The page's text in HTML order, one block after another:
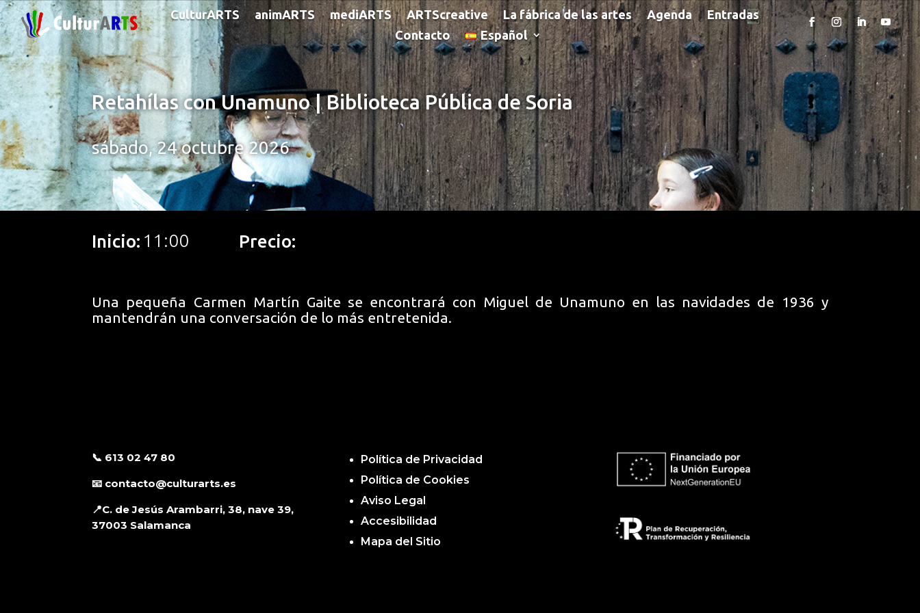
CulturARTS animARTS mediARTS ARTScreative La fábrica de las artes Agenda
Entradas
Contacto
Español
Retahílas con Unamuno | Biblioteca Pública de Soria
sábado, 24 octubre 2026
Inicio: 11:00 Precio:
Una pequeña Carmen Martín Gaite se encontrará con Miguel de Unamuno en las navidades de 1936 y
mantendrán una conversación de lo más entretenida.
📞 613 02 47 80
📧 contacto@culturarts.es
📍C. de Jesús Arambarri, 38, nave 39,
37003 Salamanca
Política de Privacidad
Política de Cookies
Aviso Legal
Accesibilidad
Mapa del Sitio